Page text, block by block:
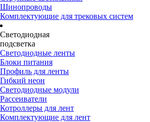
Шинопроводы
Комплектующие для трековых систем
Светодиодная
подсветка
Светодиодные ленты
Блоки питания
Профиль для ленты
Гибкий неон
Светодиодные модули
Рассеиватели
Котроллеры для лент
Комплектующие для лент